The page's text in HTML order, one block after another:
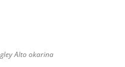
Alto okarina